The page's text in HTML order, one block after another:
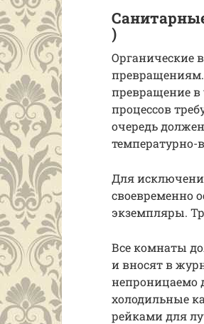
)
Органические
превращение в
процессов
очередь
Для
своевременно
экземпляры.
Все комнаты
и вносят в
непроницаемо
холодильные
рейками для